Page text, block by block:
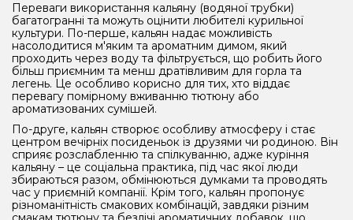
Переваги використання кальяну (водяної трубки)
багатогранні та можуть оцінити любителі курильної
культури. По-перше, кальян надає можливість
насолодитися м'яким та ароматним димом, який
проходить через воду та фільтрується, що робить його
більш приємним та менш дратівливим для горла та
легень. Це особливо корисно для тих, хто віддає
перевагу помірному вживанню тютюну або
ароматизованих сумішей.
По-друге, кальян створює особливу атмосферу і стає
центром вечірніх посиденьок із друзями чи родиною. Він
сприяє розслабленню та спілкуванню, адже куріння
кальяну – це соціальна практика, під час якої люди
збираються разом, обмінюються думками та проводять
час у приємній компанії. Крім того, кальян пропонує
різноманітність смакових комбінацій, завдяки різним